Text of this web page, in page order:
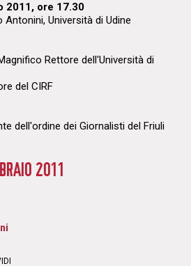
2011, ore 17.30
Università di Udine
Rettore dell'Università di
del CIRF
dell'ordine dei Giornalisti del Friuli
2011